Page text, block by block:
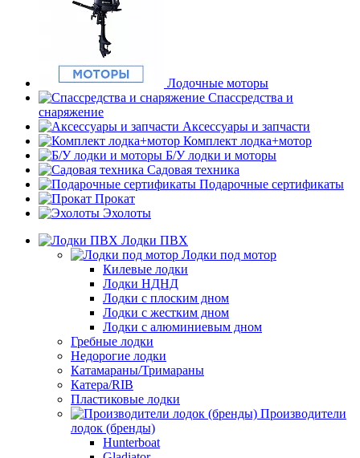
Лодочные моторы
Спассредства и
снаряжение
Аксессуары и запчасти
Комплект лодка+мотор
Б/У лодки и моторы
Садовая техника
Подарочные сертификаты
Прокат
Эхолоты
Лодки ПВХ
Лодки под мотор
Килевые лодки
Лодки НДНД
Лодки с плоским дном
Лодки с жестким дном
Лодки с алюминиевым дном
Гребные лодки
Недорогие лодки
Катамараны/Тримараны
Катера/RIB
Пластиковые лодки
Производители
лодок (бренды)
Hunterboat